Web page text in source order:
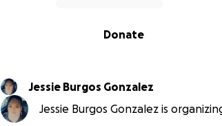
Donate
Jessie Burgos Gonzalez
Jessie Burgos Gonzalez is